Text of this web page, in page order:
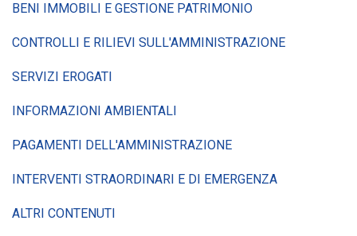
BENI IMMOBILI E GESTIONE PATRIMONIO
CONTROLLI E RILIEVI SULL'AMMINISTRAZIONE
SERVIZI EROGATI
INFORMAZIONI AMBIENTALI
PAGAMENTI DELL'AMMINISTRAZIONE
INTERVENTI STRAORDINARI E DI EMERGENZA
ALTRI CONTENUTI